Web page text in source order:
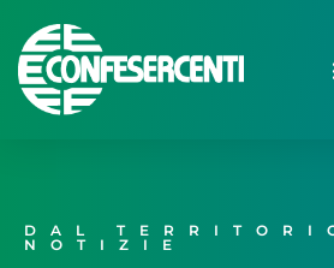
DAL
NOTIZIE